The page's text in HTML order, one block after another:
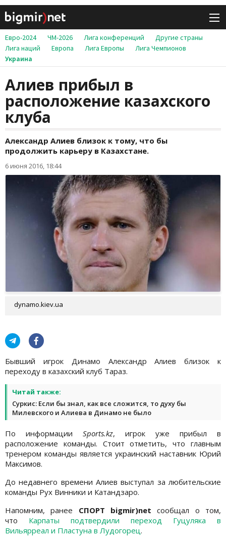
Евро-2024 ЧМ-2026 Лига конференций
Другие страны
Лига наций
Европа Лига Европы
Лига Чемпионов
Украина
Алиев прибыл в
расположение казахского
клуба
Александр Алиев близок к тому, что бы
продолжить карьеру в Казахстане.
6 июня 2016, 18:44
dynamo.kiev.ua
Бывший игрок Динамо Александр Алиев близок к
переходу в казахский клуб Тараз.
Читай также:
Суркис: Если бы знал, как все сложится, то духу бы
Милевского и Алиева в Динамо не было
По информации Sports.kz, игрок уже прибыл в
расположение команды. Стоит отметить, что главным
тренером команды является украинский наставник Юрий
Максимов.
До недавнего времени Алиев выступал за любительские
команды Рух Винники и Катандзаро.
Напомним, ранее СПОРТ bigmir)netсообщал о том,
что Карпаты подтвердили переход Гуцуляка в
Вильярреал и Пластуна в Лудогорец .